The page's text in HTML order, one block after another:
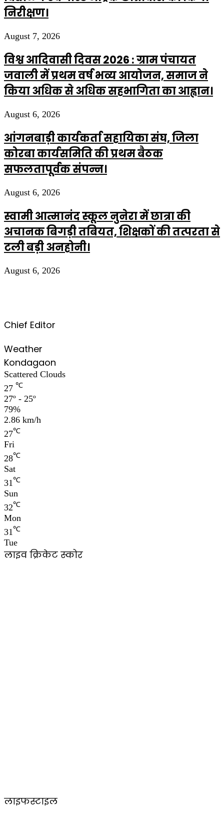
निरीक्षण।
August 7, 2026
विश्व आदिवासी दिवस 2026 : ग्राम पंचायत
जवाली में प्रथम वर्ष भव्य आयोजन, समाज ने
किया अधिक से अधिक सहभागिता का आह्वान।
August 6, 2026
आंगनबाड़ी कार्यकर्ता सहायिका संघ, जिला
कोरबा कार्यसमिति की प्रथम बैठक
सफलतापूर्वक संपन्न।
August 6, 2026
स्वामी आत्मानंद स्कूल नुनेरा में छात्रा की
अचानक बिगड़ी तबियत, शिक्षकों की तत्परता से
टली बड़ी अनहोनी।
August 6, 2026
Chief Editor
Weather
Kondagaon
Scattered Clouds
27 ℃
27º - 25º
79%
2.86 km/h
27℃
Fri
28℃
Sat
31℃
Sun
32℃
Mon
31℃
Tue
लाइव क्रिकेट स्कोर
लाइफस्टाइल